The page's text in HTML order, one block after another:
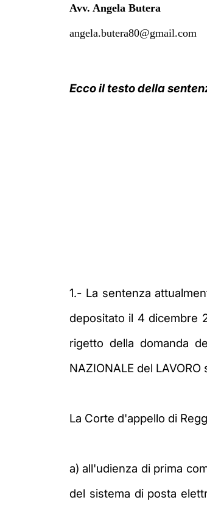
Avv. Angela Butera
angela.butera80@gmail.com
Ecco il testo della
1.- La sentenza
depositato il 4 dicembre
rigetto della domanda
NAZIONALE del
La Corte d'appello di
a) all'udienza di prima
del sistema di posta